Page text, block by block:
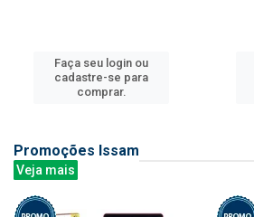
Faça seu login ou
cadastre-se para
comprar.
Promoções Issam
Veja mais